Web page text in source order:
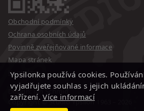
Obchodní podmínky
Ochrana osobních údajů
Povinně zveřejňované informace
Mapa stránek
Kontakty
Design: Jan Schmid
Copyright © Studio Ypsilon
Ypsilonka používá cookies.
vyjadřujete souhlas s jejich
zařízení.Více informací